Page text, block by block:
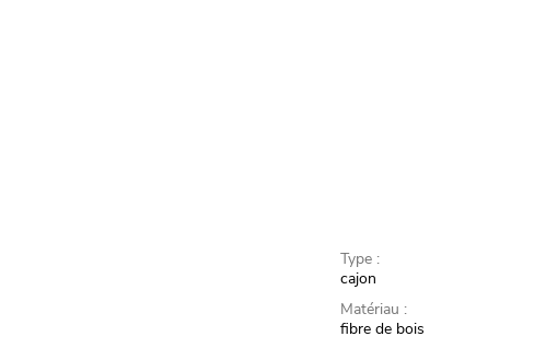
Type :
cajon
Matériau :
fibre de bois